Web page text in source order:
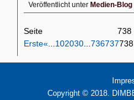
Veröffentlicht unter Medien-Blog
Seite
Erste« 102030 736737738
Copyright © 2018.